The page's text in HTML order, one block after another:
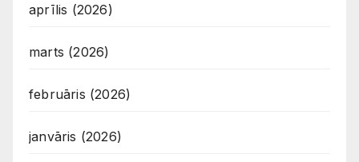
aprīlis (2026)
marts (2026)
februāris (2026)
janvāris (2026)